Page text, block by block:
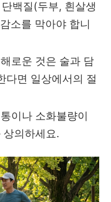
백질(두부, 흰살생
소를 막아야 합니
로운 것은 술과 담
다면 일상에서의 절
이나 소화불량이
상의하세요.